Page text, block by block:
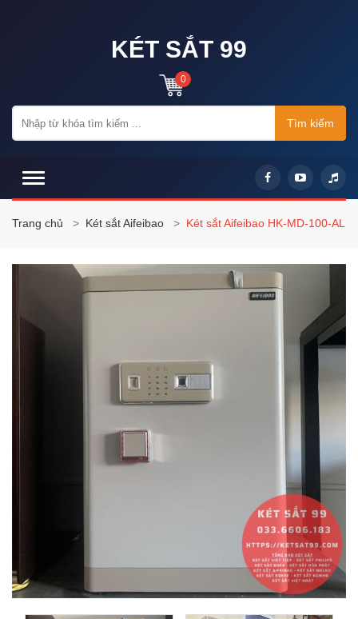
KÉT SẮT 99
0
Tìm kiếm
Trang chủ Két sắt Aifeibao Két sắt Aifeibao HK-MD-100-AL